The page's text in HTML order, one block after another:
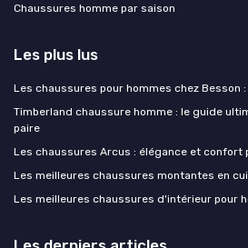
Chaussures homme par saison
Les plus lus
Les chaussures pour hommes chez Besson
Timberland chaussure homme : le guide
paire
Les chaussures Arcus : élégance et confort
Les meilleures chaussures montantes en
Les meilleures chaussures d'intérieur pour